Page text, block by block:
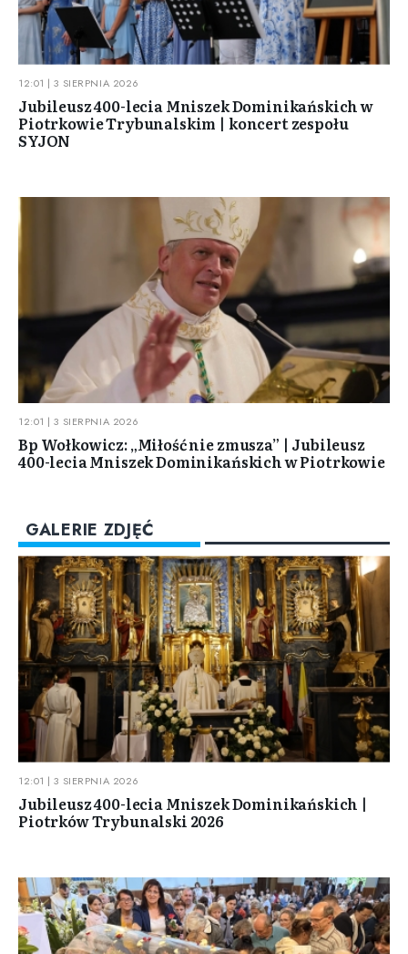
12:01 | 3 SIERPNIA 2026
Jubileusz 400-lecia Mniszek Dominikańskich w
Piotrkowie Trybunalskim | koncert zespołu
SYJON
12:01 | 3 SIERPNIA 2026
Bp Wołkowicz: „Miłość nie zmusza” | Jubileusz
400-lecia Mniszek Dominikańskich w Piotrkowie
GALERIE ZDJĘĆ
12:01 | 3 SIERPNIA 2026
Jubileusz 400-lecia Mniszek Dominikańskich |
Piotrków Trybunalski 2026